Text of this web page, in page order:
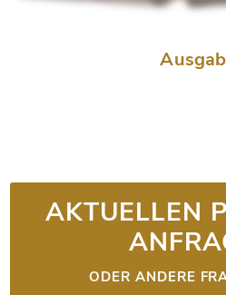
AKTUELLEN
ODER ANDERE